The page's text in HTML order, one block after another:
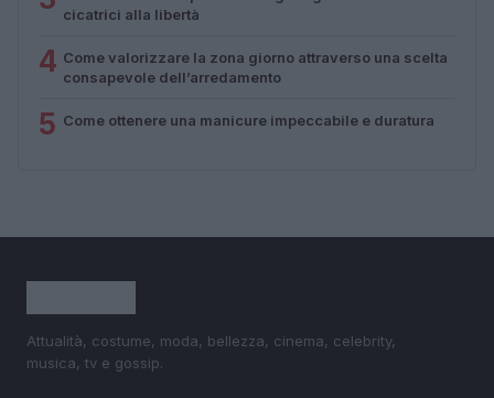
cicatrici alla libertà
4 Come valorizzare la zona giorno attraverso una scelta
consapevole dell’arredamento
5 Come ottenere una manicure impeccabile e duratura
Attualità, costume, moda, bellezza, cinema, celebrity,
musica, tv e gossip.